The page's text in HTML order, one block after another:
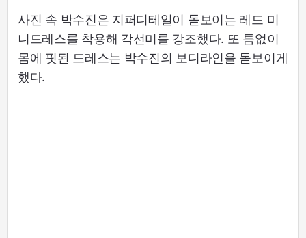
사진 속 박수진은 지퍼디테일이 돋보이는 레드 미
니드레스를 착용해 각선미를 강조했다. 또 틈없이
몸에 핏된 드레스는 박수진의 보디라인을 돋보이게
했다.